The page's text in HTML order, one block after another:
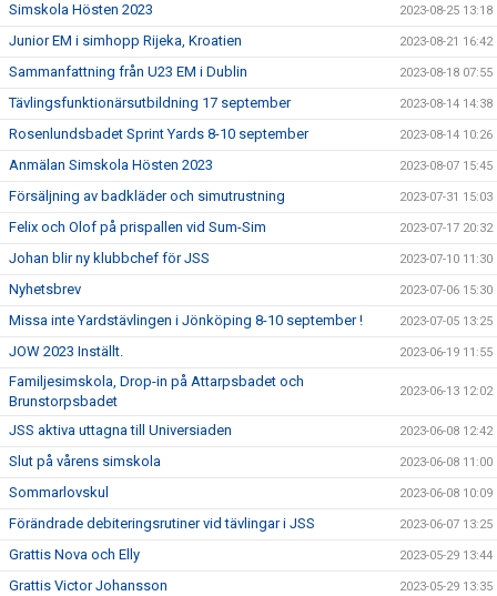
Simskola Hösten 2023 2023-08-25 13:18
Junior EM i simhopp Rijeka, Kroatien 2023-08-21 16:42
Sammanfattning från U23 EM i Dublin 2023-08-18 07:55
Tävlingsfunktionärsutbildning 17 september 2023-08-14 14:38
Rosenlundsbadet Sprint Yards 8-10 september 2023-08-14 10:26
Anmälan Simskola Hösten 2023 2023-08-07 15:45
Försäljning av badkläder och simutrustning 2023-07-31 15:03
Felix och Olof på prispallen vid Sum-Sim 2023-07-17 20:32
Johan blir ny klubbchef för JSS 2023-07-10 11:30
Nyhetsbrev 2023-07-06 15:30
Missa inte Yardstävlingen i Jönköping 8-10 september ! 2023-07-05 13:25
JOW 2023 Inställt. 2023-06-19 11:55
Familjesimskola, Drop-in på Attarpsbadet och
Brunstorpsbadet
2023-06-13 12:02
JSS aktiva uttagna till Universiaden 2023-06-08 12:42
Slut på vårens simskola 2023-06-08 11:00
Sommarlovskul 2023-06-08 10:09
Förändrade debiteringsrutiner vid tävlingar i JSS 2023-06-07 13:25
Grattis Nova och Elly 2023-05-29 13:44
Grattis Victor Johansson 2023-05-29 13:35